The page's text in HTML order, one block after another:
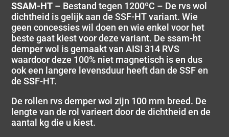
SSAM-HT – Bestand tegen 1200ºC – De rvs wol
dichtheid is gelijk aan de SSF-HT variant. Wie
geen concessies wil doen en wie enkel voor het
beste gaat kiest voor deze variant. De ssam-ht
demper wol is gemaakt van AISI 314 RVS
waardoor deze 100% niet magnetisch is en dus
ook een langere levensduur heeft dan de SSF en
de SSF-HT.
De rollen rvs demper wol zijn 100 mm breed. De
lengte van de rol varieert door de dichtheid en de
aantal kg die u kiest.